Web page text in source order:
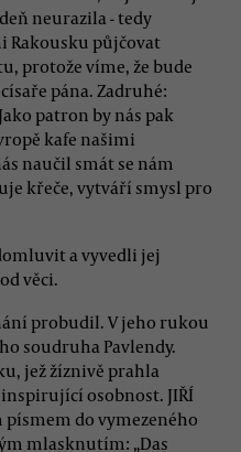
neurazila - tedy
Rakousku půjčovat
protože víme, že bude
pána. Zadruhé:
patron by nás pak
kafe našimi
naučil smát se nám
křeče, vytváří smysl pro
a vyvedli jej
věci.
probudil. V jeho rukou
soudruha Pavlendy.
jež žíznivě prahla
osobnost. JIŘÍ
písmem do vymezeného
mlasknutím: „Das